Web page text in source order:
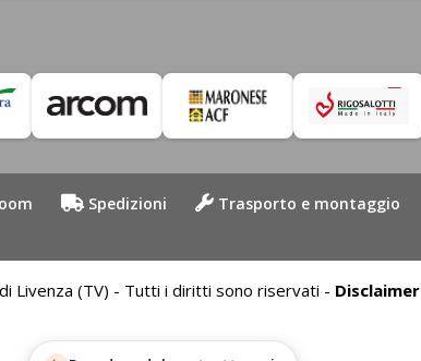
Spedizioni Trasporto e montaggio
Livenza (TV) - Tutti i diritti sono riservati - Disclaimer